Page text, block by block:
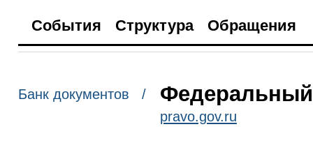
События Структура Обращения
Банк документов / Федеральный
pravo.gov.ru